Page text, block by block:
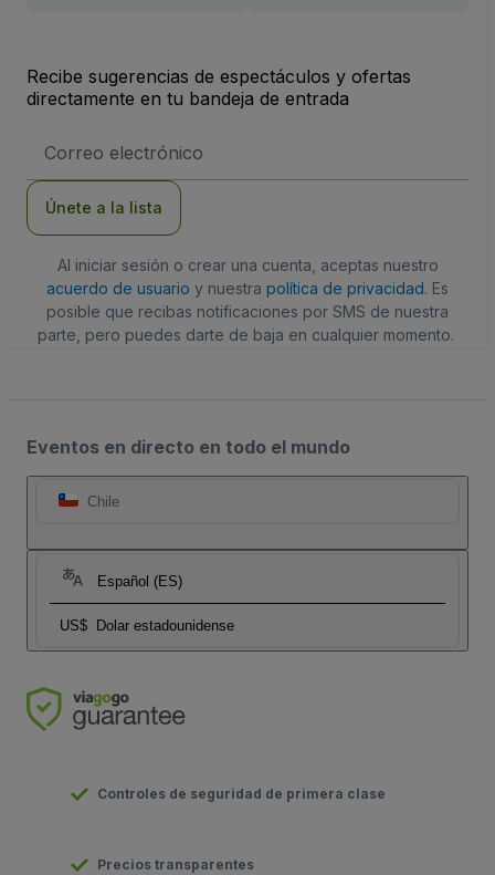
Recibe sugerencias de espectáculos y ofertas
directamente en tu bandeja de entrada
de
Únete a la lista
Al iniciar sesión o crear una cuenta, aceptas nuestro
acuerdo de usuario y nuestra política de privacidad. Es
posible que recibas notificaciones por SMS de nuestra
parte, pero puedes darte de baja en cualquier momento.
Eventos en directo en todo el mundo
Chile
Español (ES)
US$ Dolar estadounidense
Controles de seguridad de primera clase
Precios transparentes